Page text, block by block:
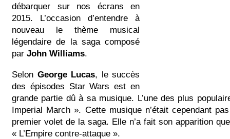
débarquer sur nos écrans en
2015. L’occasion d’entendre à
nouveau le thème musical
légendaire de la saga composé
par John Williams.
Selon George Lucas, le succès
des épisodes Star Wars est en
grande partie dû à sa musique. L’une des plus
Imperial March ». Cette musique n’était cependant
premier volet de la saga. Elle n’a fait son apparition
« L’Empire contre-attaque ».